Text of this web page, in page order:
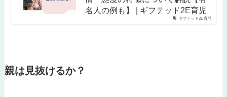
ギフテッド2E育児
名人の例も】 | ギフテッド2E育児
親は見抜けるか？